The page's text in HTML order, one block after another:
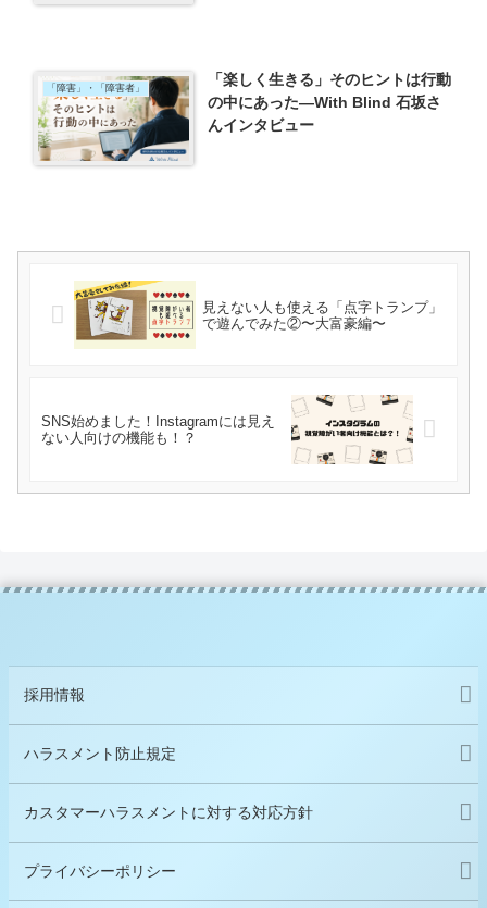
「障害」・「障害者」
「楽しく生きる」そのヒントは行動
の中にあった―With Blind 石坂さ
んインタビュー
見えない人も使える「点字トランプ」
で遊んでみた②〜大富豪編〜
SNS始めました！Instagramには見え
ない人向けの機能も！？
採用情報
ハラスメント防止規定
カスタマーハラスメントに対する対応方針
プライバシーポリシー